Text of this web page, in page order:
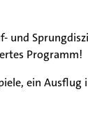
und
Programm!
ein